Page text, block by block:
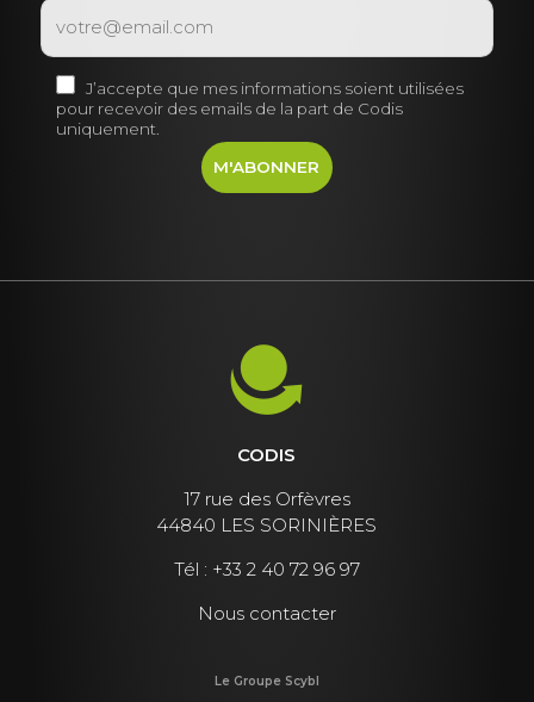
J’accepte que mes informations soient utilisées
pour recevoir des emails de la part de Codis
uniquement.
CODIS
17 rue des Orfèvres
44840 LES SORINIÈRES
Tél : +33 2 40 72 96 97
Nous contacter
Le Groupe Scybl